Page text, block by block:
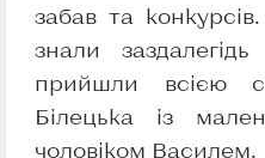
забав та
знали
прийшли всією
Білецька із
чоловіком Василем.